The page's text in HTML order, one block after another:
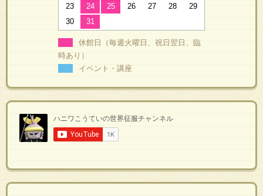
23
24 25 26 27 28
29
30
31
休館日（毎週火曜日、祝日翌日、臨
時あり）
イベント・講座